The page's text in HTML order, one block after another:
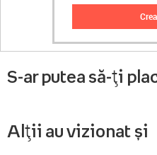
S-ar putea să-ți
Alții au vizionat și